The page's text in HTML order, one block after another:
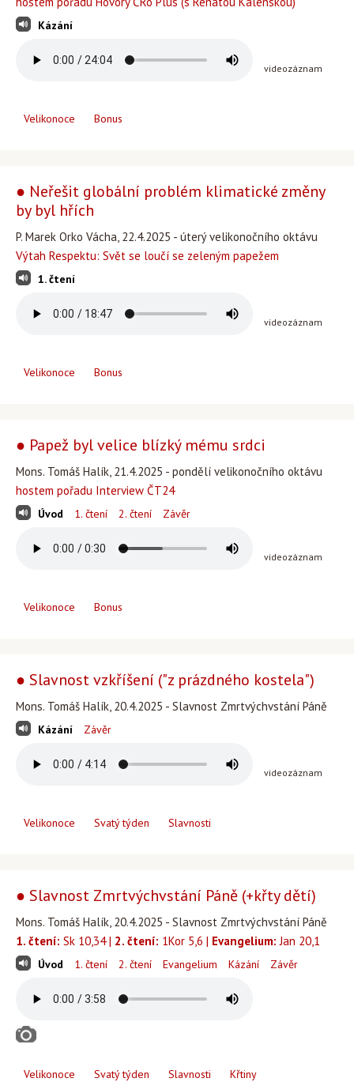
Kázání
videozáznam
Velikonoce Bonus
● Neřešit globální problém klimatické změny
by byl hřích
P. Marek Orko Vácha, 22.4.2025 - úterý velikonočního oktávu
Výtah Respektu: Svět se loučí se zeleným papežem
1. čtení
videozáznam
Velikonoce Bonus
● Papež byl velice blízký mému srdci
Mons. Tomáš Halík, 21.4.2025 - pondělí velikonočního oktávu
hostem pořadu Interview ČT24
Úvod 1. čtení 2. čtení Závěr
videozáznam
Velikonoce Bonus
● Slavnost vzkříšení ("z prázdného kostela")
Mons. Tomáš Halík, 20.4.2025 - Slavnost Zmrtvýchvstání Páně
Kázání Závěr
videozáznam
Velikonoce Svatý týden Slavnosti
● Slavnost Zmrtvýchvstání Páně (+křty dětí)
Mons. Tomáš Halík, 20.4.2025 - Slavnost Zmrtvýchvstání Páně
1. čtení: Sk 10,34 | 2. čtení: 1Kor 5,6 | Evangelium: Jan 20,1
Úvod 1. čtení 2. čtení Evangelium Kázání Závěr
Velikonoce Svatý týden Slavnosti Křtiny